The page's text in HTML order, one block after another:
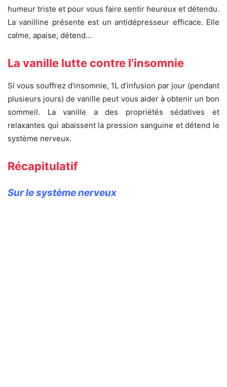
humeur triste et pour vous faire sentir heureux et détendu.
La vanilline présente est un antidépresseur efficace. Elle
calme, apaise, détend…
La vanille lutte contre l’insomnie
Si vous souffrez d’insomnie, 1L d’infusion par jour (pendant
plusieurs jours) de vanille peut vous aider à obtenir un bon
sommeil. La vanille a des propriétés sédatives et
relaxantes qui abaissent la pression sanguine et détend le
système nerveux.
Récapitulatif
Sur le système nerveux